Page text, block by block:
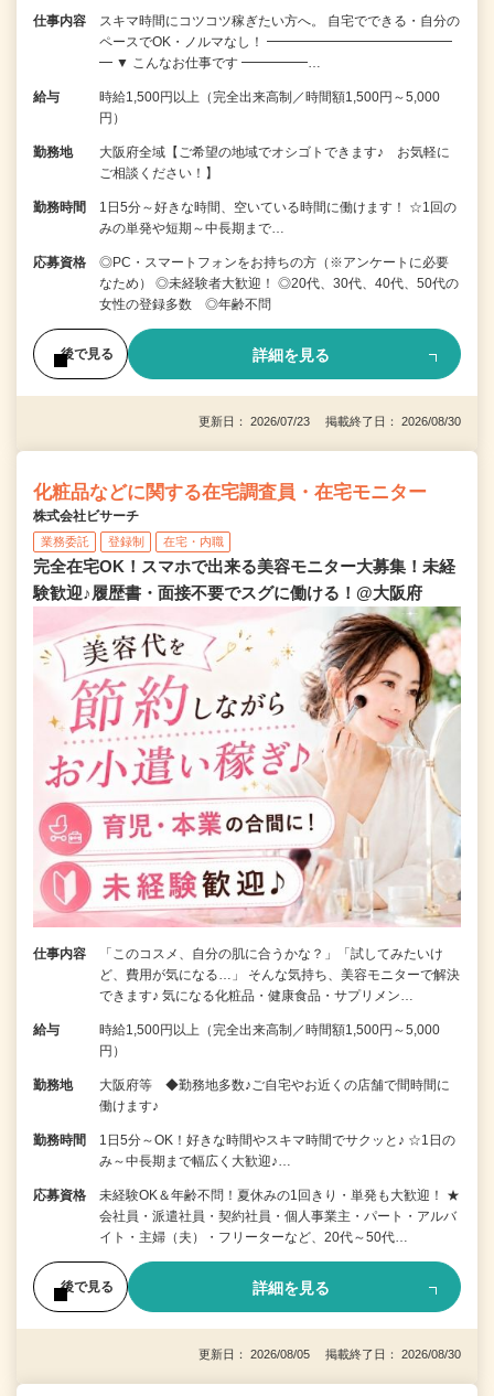
仕事内容
スキマ時間にコツコツ稼ぎたい方へ。 自宅でできる・自分の
ペースでOK・ノルマなし！ ━━━━━━━━━━━━━━
━ ▼ こんなお仕事です ━━━━━…
給与
時給1,500円以上（完全出来高制／時間額1,500円～5,000
円）
勤務地
大阪府全域【ご希望の地域でオシゴトできます♪ お気軽に
ご相談ください！】
勤務時間
1日5分～好きな時間、空いている時間に働けます！ ☆1回の
みの単発や短期～中長期まで…
応募資格
◎PC・スマートフォンをお持ちの方（※アンケートに必要
なため） ◎未経験者大歓迎！ ◎20代、30代、40代、50代の
女性の登録多数 ◎年齢不問
後で見る 詳細を見る
更新日： 2026/07/23 掲載終了日： 2026/08/30
化粧品などに関する在宅調査員・在宅モニター
株式会社ビサーチ
業務委託 登録制 在宅・内職
完全在宅OK！スマホで出来る美容モニター大募集！未経
験歓迎♪履歴書・面接不要でスグに働ける！@大阪府
仕事内容
「このコスメ、自分の肌に合うかな？」「試してみたいけ
ど、費用が気になる…」 そんな気持ち、美容モニターで解決
できます♪ 気になる化粧品・健康食品・サプリメン…
給与
時給1,500円以上（完全出来高制／時間額1,500円～5,000
円）
勤務地
大阪府等 ◆勤務地多数♪ご自宅やお近くの店舗で間時間に
働けます♪
勤務時間
1日5分～OK！好きな時間やスキマ時間でサクッと♪ ☆1日の
み～中長期まで幅広く大歓迎♪…
応募資格
未経験OK＆年齢不問！夏休みの1回きり・単発も大歓迎！ ★
会社員・派遣社員・契約社員・個人事業主・パート・アルバ
イト・主婦（夫）・フリーターなど、20代～50代…
後で見る 詳細を見る
更新日： 2026/08/05 掲載終了日： 2026/08/30